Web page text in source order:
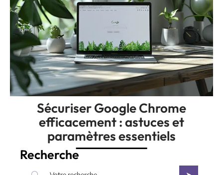
Sécuriser Google Chrome
efficacement : astuces et
paramètres essentiels
Recherche